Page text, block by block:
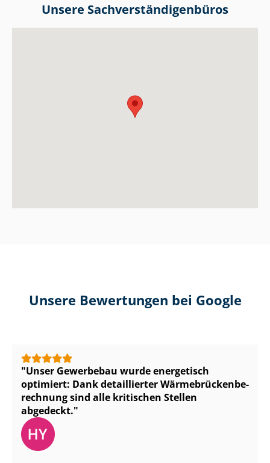
Unsere Sach­ver­stän­di­gen­bü­ros
Unsere Bewertungen bei Google
Unser Gewerbebau wurde energetisch
optimiert: Dank detaillierter Wär­me­brü­cken­be­
rech­nung sind alle kritischen Stellen
abgedeckt.